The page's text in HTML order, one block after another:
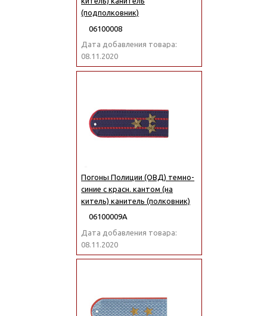
(подполковник)
06100008
Дата добавления товара:
08.11.2020
Погоны Полиции (ОВД) темно-
синие с красн. кантом (на
китель) канитель (полковник)
06100009А
Дата добавления товара:
08.11.2020